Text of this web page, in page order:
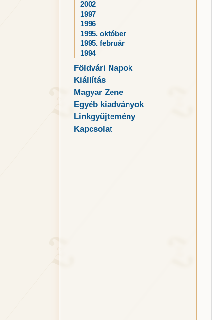
2002
1997
1996
1995. október
1995. február
1994
Földvári Napok
Kiállítás
Magyar Zene
Egyéb kiadványok
Linkgyűjtemény
Kapcsolat